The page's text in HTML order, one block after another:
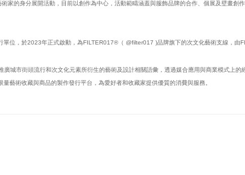
的身分展開活動，目前以創作為中心，活動範疇涵蓋與服飾品牌的合作、個展及壁畫創
位，於2023年正式啟動，為FILTER017®（ @filter017 )品牌旗下的次文化藝術支線，由
城市街頭流行和次文化元素所衍生的藝術及設計相關語彙，透過媒合應用與商業模式上
藝術收藏與商品的製作發行平台，為愛好者和收藏家提供優質的消費與服務。